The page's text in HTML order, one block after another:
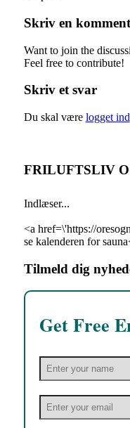
Skriv en
Want to join the
Feel free to contribute!
Skriv et svar
Du skal være logget ind
FRILUFTSLIV
Indlæser...
<a href=\'https://
se kalenderen for
Tilmeld dig
Get Free